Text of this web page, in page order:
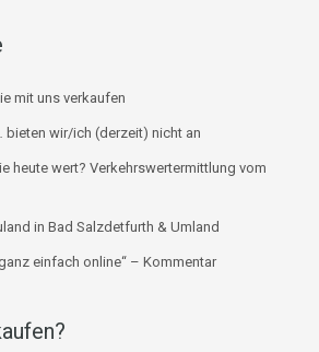
mit uns verkaufen
wir/ich (derzeit) nicht an
heute wert? Verkehrswertermittlung vom
in Bad Salzdetfurth & Umland
einfach online“ – Kommentar